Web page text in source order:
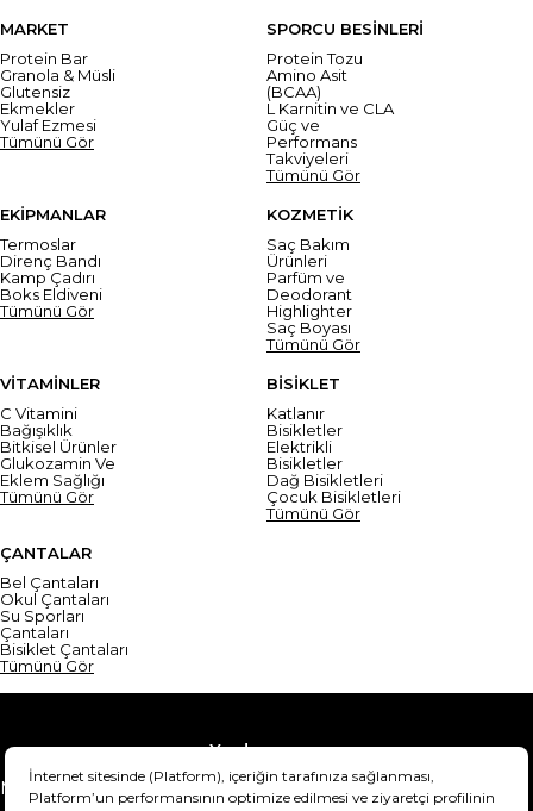
MARKET
Protein Bar
Granola & Müsli
Glutensiz
Ekmekler
Yulaf Ezmesi
Tümünü Gör
SPORCU BESİNLERİ
Protein Tozu
Amino Asit
(BCAA)
L Karnitin ve CLA
Güç ve
Performans
Takviyeleri
Tümünü Gör
EKİPMANLAR
Termoslar
Direnç Bandı
Kamp Çadırı
Boks Eldiveni
Tümünü Gör
KOZMETİK
Saç Bakım
Ürünleri
Parfüm ve
Deodorant
Highlighter
Saç Boyası
Tümünü Gör
VİTAMİNLER
C Vitamini
Bağışıklık
Bitkisel Ürünler
Glukozamin Ve
Eklem Sağlığı
Tümünü Gör
BİSİKLET
Katlanır
Bisikletler
Elektrikli
Bisikletler
Dağ Bisikletleri
Çocuk Bisikletleri
Tümünü Gör
ÇANTALAR
Bel Çantaları
Okul Çantaları
Su Sporları
Çantaları
Bisiklet Çantaları
Tümünü Gör
Yardım
Mesafeli Satış Sözleşmesi
Teslimat Bilgisi